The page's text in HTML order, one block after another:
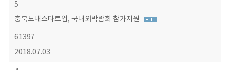
5
충북도내스타트업, 국내외박람회 참가지원
61397
2018.07.03